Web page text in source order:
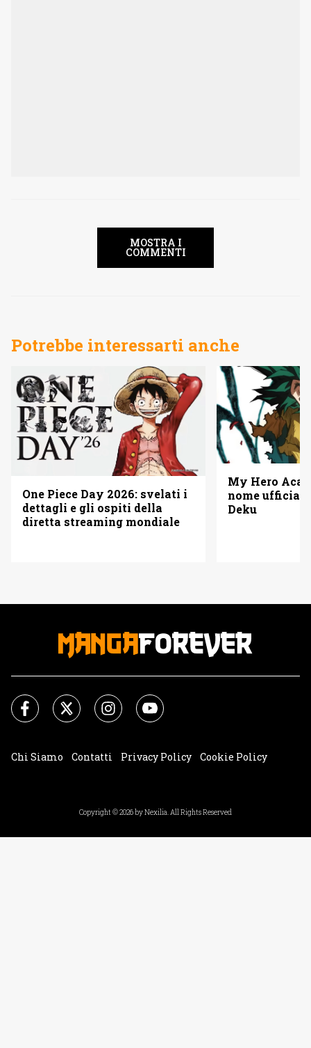
MOSTRA I
COMMENTI
Potrebbe interessarti anche
One Piece Day 2026: svelati i
dettagli e gli ospiti della
diretta streaming mondiale
My Hero
nome
Deku
Chi Siamo Contatti Privacy Policy
Cookie Policy
Copyright © 2026 by Nexilia. All Rights Reserved